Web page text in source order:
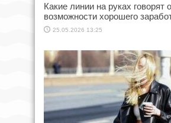
Какие линии на руках говорят о
возможности хорошего
25.05.2026 13:25